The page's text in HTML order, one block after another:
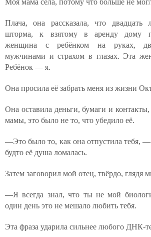
Моя мама села, потому что больше не
Плача, она рассказала, что двадцать
шторма, к взятому в аренду дому
женщина с ребёнком на руках,
мужчинами и страхом в глазах. Эта
Ребёнок — я.
Она просила её забрать меня из жизни
Она оставила деньги, бумаги и
мамы, это было не то, что убедило её.
—Это было то, как она отпустила тебя,
будто её душа ломалась.
Затем заговорил мой отец, твёрдо, глядя
—Я всегда знал, что ты не мой
один день это не мешало любить тебя.
Эта фраза ударила сильнее любого ДНК-